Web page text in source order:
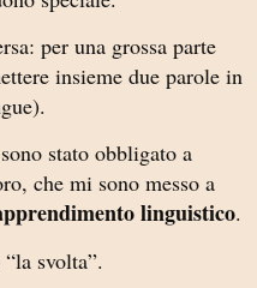
per una grossa parte
insieme due parole in
stato obbligato a
che mi sono messo a
linguistico.
svolta”.